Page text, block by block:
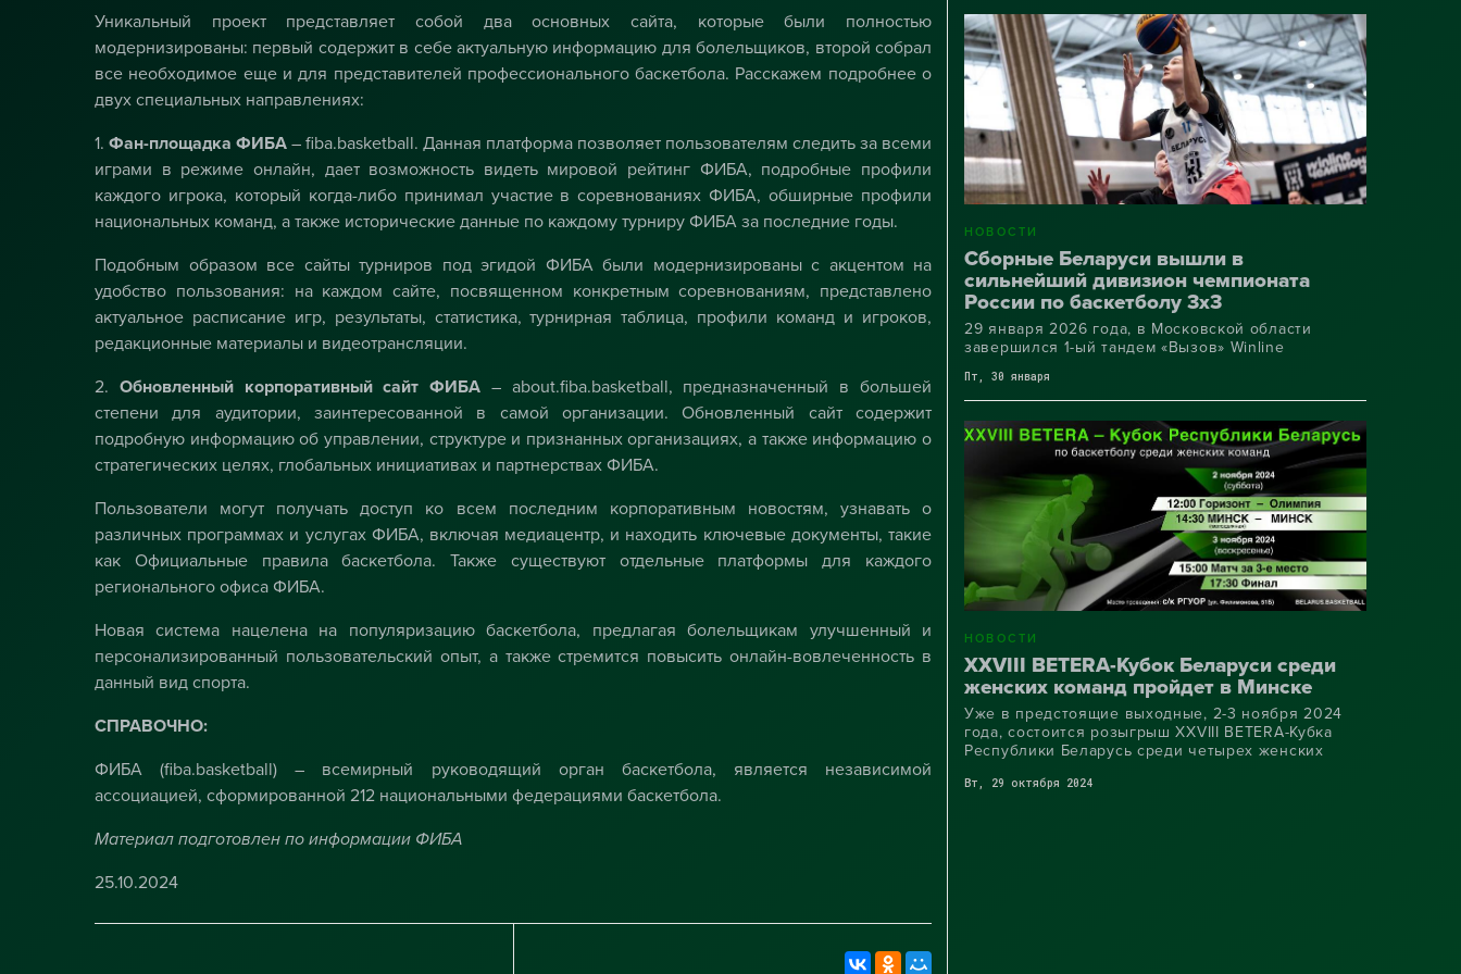
Уникальный проект представляет собой два основных сайта, которые были полностью
модернизированы: первый содержит в себе актуальную информацию для болельщиков, второй собрал
все необходимое еще и для представителей профессионального баскетбола. Расскажем подробнее о
двух специальных направлениях:
1. Фан-площадка ФИБА – fiba.basketball. Данная платформа позволяет пользователям следить за всеми
играми в режиме онлайн, дает возможность видеть мировой рейтинг ФИБА, подробные профили
каждого игрока, который когда-либо принимал участие в соревнованиях ФИБА, обширные профили
национальных команд, а также исторические данные по каждому турниру ФИБА за последние годы.
Подобным образом все сайты турниров под эгидой ФИБА были модернизированы с акцентом на
удобство пользования: на каждом сайте, посвященном конкретным соревнованиям, представлено
актуальное расписание игр, результаты, статистика, турнирная таблица, профили команд и игроков,
редакционные материалы и видеотрансляции.
2. Обновленный корпоративный сайт ФИБА – about.fiba.basketball, предназначенный в большей
степени для аудитории, заинтересованной в самой организации. Обновленный сайт содержит
подробную информацию об управлении, структуре и признанных организациях, а также информацию о
стратегических целях, глобальных инициативах и партнерствах ФИБА.
Пользователи могут получать доступ ко всем последним корпоративным новостям, узнавать о
различных программах и услугах ФИБА, включая медиацентр, и находить ключевые документы, такие
как Официальные правила баскетбола. Также существуют отдельные платформы для каждого
регионального офиса ФИБА.
Новая система нацелена на популяризацию баскетбола, предлагая болельщикам улучшенный и
персонализированный пользовательский опыт, а также стремится повысить онлайн-вовлеченность в
данный вид спорта.
СПРАВОЧНО:
ФИБА (fiba.basketball) – всемирный руководящий орган баскетбола, является независимой
ассоциацией, сформированной 212 национальными федерациями баскетбола.
Материал подготовлен по информации ФИБА
25.10.2024
«Рубоном», а «МИНСК» был сильнее хозяев
площадки «Борисфена»
НОВОСТИ
Сборные Беларуси вышли в
сильнейший дивизион чемпионата
России по баскетболу 3х3
29 января 2026 года, в Московской области
завершился 1-ый тандем «Вызов» Winline
Пт, 30 января
НОВОСТИ
XXVIII BETERA-Кубок Беларуси среди
женских команд пройдет в Минске
Уже в предстоящие выходные, 2-3 ноября 2024
года, состоится розыгрыш XXVIII BETERA-Кубка
Республики Беларусь среди четырех женских
«МИНСК» (молодежная)
Вт, 29 октября 2024